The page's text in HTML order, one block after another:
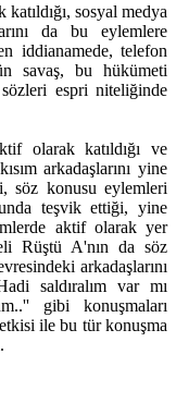
sosyal medya
da bu eylemlere
iddianamede, telefon
savaş, bu hükümeti
espri niteliğinde
olarak katıldığı ve
arkadaşlarını yine
söz konusu eylemleri
teşvik ettiği, yine
aktif olarak yer
Rüştü A'nın da söz
arkadaşlarını
saldıralım var mı
gibi konuşmaları
ile bu tür konuşma